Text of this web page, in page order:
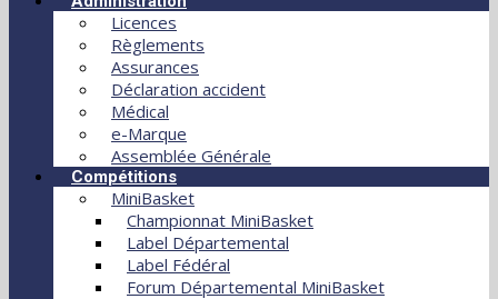
Licences
Règlements
Assurances
Déclaration accident
Médical
e-Marque
Assemblée Générale
Compétitions
MiniBasket
Championnat MiniBasket
Label Départemental
Label Fédéral
Forum Départemental MiniBasket